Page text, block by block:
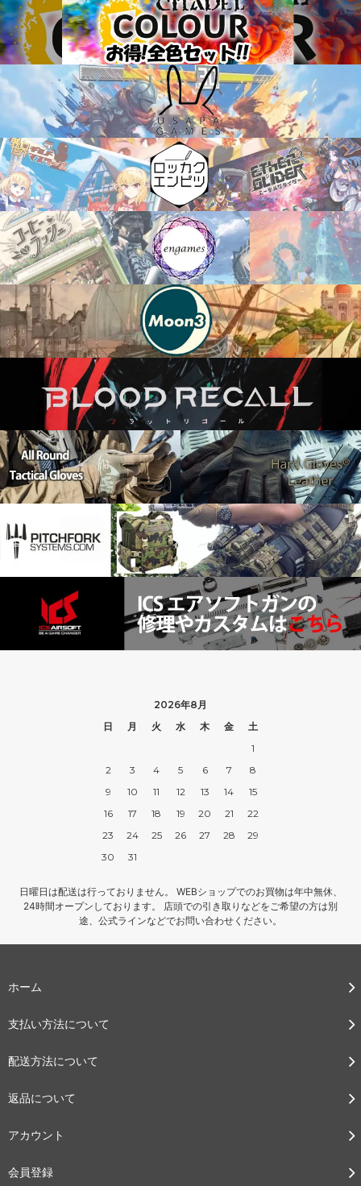
2026年8月
日
月 火 水 木 金
土
1
2
3 4 5 6 7
8
9
10 11 12 13 14
15
16
17 18 19 20 21
22
23
24 25 26 27 28
29
30
31
日曜日は配送は行っておりません。 WEBショップでのお買物は年中無休、
24時間オープンしております。 店頭での引き取りなどをご希望の方は別
途、公式ラインなどでお問い合わせください。
ホーム
支払い方法について
配送方法について
返品について
アカウント
会員登録